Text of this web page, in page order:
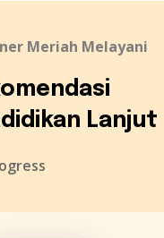
Meriah Melayani
Lanjut